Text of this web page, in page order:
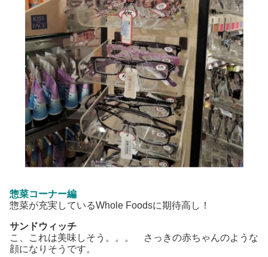
惣菜コーナー編
惣菜が充実しているWhole Foodsに期待高し！
サンドウィッチ
こ、これは美味しそう。。。 さっきの赤ちゃんのような
顔になりそうです。